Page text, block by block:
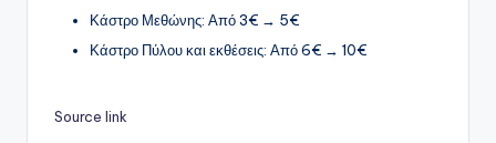
Κάστρο Μεθώνης: Από 3€ → 5€
Κάστρο Πύλου και εκθέσεις: Από 6€ → 10€
Source link